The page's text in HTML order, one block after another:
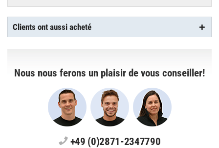
Clients ont aussi acheté
Nous nous ferons un plaisir de vous conseiller!
+49 (0)2871-2347790